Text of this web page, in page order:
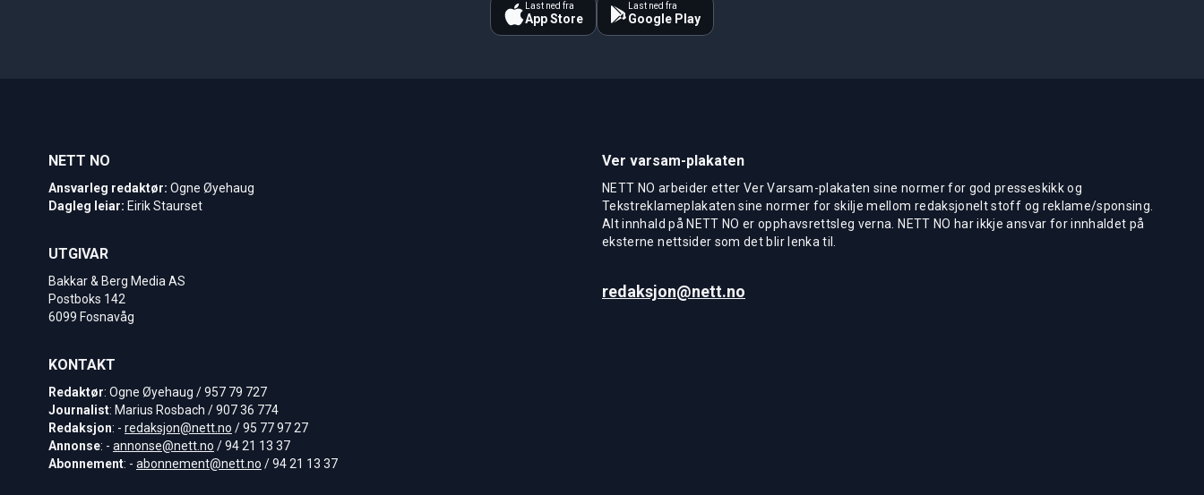
Last ned fra
App Store
Last ned fra
Google Play
NETT NO
Ansvarleg redaktør: Ogne Øyehaug
Dagleg leiar: Eirik Staurset
UTGIVAR
Bakkar & Berg Media AS
Postboks 142
6099 Fosnavåg
KONTAKT
Redaktør: Ogne Øyehaug / 957 79 727
Journalist: Marius Rosbach / 907 36 774
Redaksjon: - redaksjon@nett.no / 95 77 97 27
Annonse: - annonse@nett.no / 94 21 13 37
Abonnement: - abonnement@nett.no / 94 21 13 37
Ver varsam-plakaten
NETT NO arbeider etter Ver Varsam-plakaten sine normer for god presseskikk og
Tekstreklameplakaten sine normer for skilje mellom redaksjonelt stoff og reklame/sponsing.
Alt innhald på NETT NO er opphavsrettsleg verna. NETT NO har ikkje ansvar for innhaldet på
eksterne nettsider som det blir lenka til.
redaksjon@nett.no